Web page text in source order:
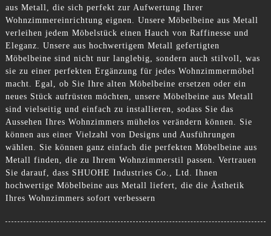
aus Metall, die sich perfekt zur Aufwertung Ihrer
Wohnzimmereinrichtung eignen. Unsere Möbelbeine aus Metall
verleihen jedem Möbelstück einen Hauch von Raffinesse und
Eleganz. Unsere aus hochwertigem Metall gefertigten
Möbelbeine sind nicht nur langlebig, sondern auch stilvoll, was
sie zu einer perfekten Ergänzung für jedes Wohnzimmermöbel
macht. Egal, ob Sie Ihre alten Möbelbeine ersetzen oder ein
neues Stück aufrüsten möchten, unsere Möbelbeine aus Metall
sind vielseitig und einfach zu installieren, sodass Sie das
Aussehen Ihres Wohnzimmers mühelos verändern können. Sie
können aus einer Vielzahl von Designs und Ausführungen
wählen. Sie können ganz einfach die perfekten Möbelbeine aus
Metall finden, die zu Ihrem Wohnzimmerstil passen. Vertrauen
Sie darauf, dass SHUOHE Industries Co., Ltd. Ihnen
hochwertige Möbelbeine aus Metall liefert, die die Ästhetik
Ihres Wohnzimmers sofort verbessern